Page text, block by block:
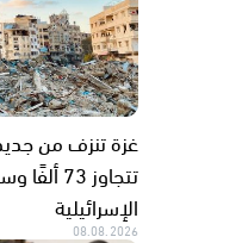
غزة تنزف من
تتجاوز
الإسرائيلية
08.08.2026